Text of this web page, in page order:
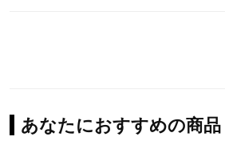
あなたにおすすめの商品